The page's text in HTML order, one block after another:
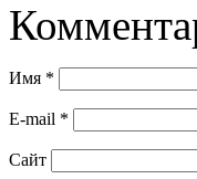
Имя *
E-mail *
Сайт